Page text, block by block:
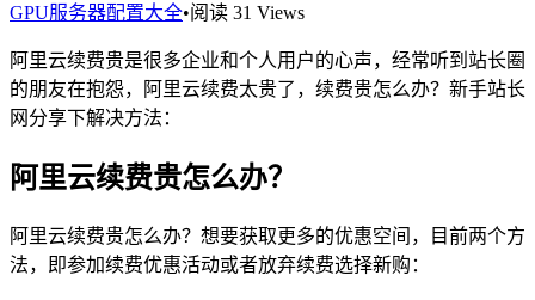
GPU服务器配置大全•阅读 31 Views
阿里云续费贵是很多企业和个人用户的心声，经常听到站长圈
的朋友在抱怨，阿里云续费太贵了，续费贵怎么办？新手站长
网分享下解决方法：
阿里云续费贵怎么办？
阿里云续费贵怎么办？想要获取更多的优惠空间，目前两个方
法，即参加续费优惠活动或者放弃续费选择新购：